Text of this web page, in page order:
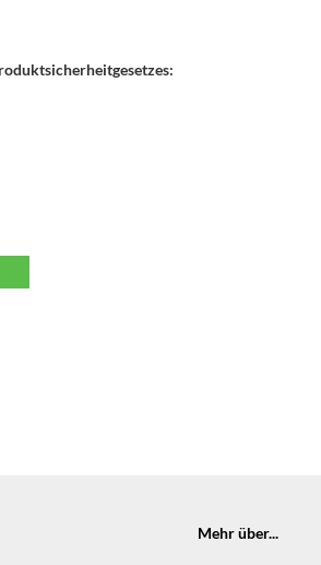
Mehr über...